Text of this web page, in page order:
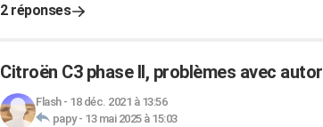
2 réponses
Citroën C3 phase II, problèmes avec
Flash- 18 déc. 2021 à 13:56
papy- 13 mai 2025 à 15:03